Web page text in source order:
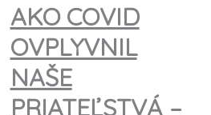
AKO COVID
OVPLYVNIL
NAŠE
PRIATEĽSTVÁ –